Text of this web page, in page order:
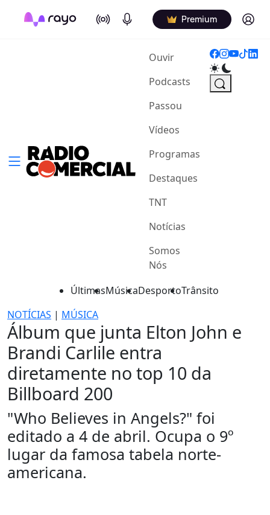
On Air Podcasts Premium Log in
Ouvir(current)
Podcasts
Passou
Vídeos
Programas
Destaques
TNT
Notícias
Somos
Nós
ÚltimasMúsicaDesportoTrânsito
NOTÍCIAS | MÚSICA
Álbum que junta Elton John e
Brandi Carlile entra
diretamente no top 10 da
Billboard 200
"Who Believes in Angels?" foi
editado a 4 de abril. Ocupa o 9º
lugar da famosa tabela norte-
americana.